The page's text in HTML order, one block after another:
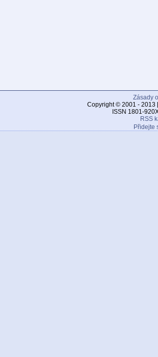
Zásady
Copyright © 2001 - 2013
ISSN 1801-
RSS
Přidejte